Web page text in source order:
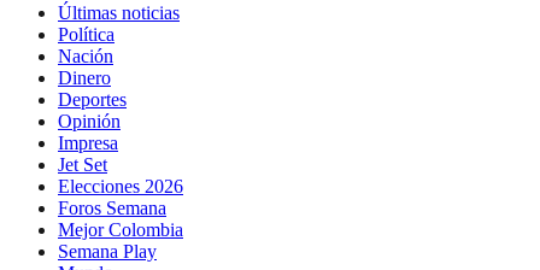
Últimas noticias
Política
Nación
Dinero
Deportes
Opinión
Impresa
Jet Set
Elecciones 2026
Foros Semana
Mejor Colombia
Semana Play